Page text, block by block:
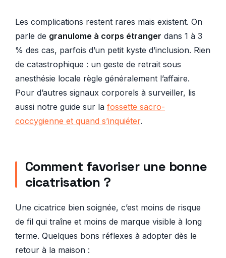
Les complications restent rares mais existent. On
parle de granulome à corps étranger dans 1 à 3
% des cas, parfois d’un petit kyste d’inclusion. Rien
de catastrophique : un geste de retrait sous
anesthésie locale règle généralement l’affaire.
Pour d’autres signaux corporels à surveiller, lis
aussi notre guide sur la fossette sacro-
coccygienne et quand s’inquiéter.
Comment favoriser une bonne
cicatrisation ?
Une cicatrice bien soignée, c’est moins de risque
de fil qui traîne et moins de marque visible à long
terme. Quelques bons réflexes à adopter dès le
retour à la maison :